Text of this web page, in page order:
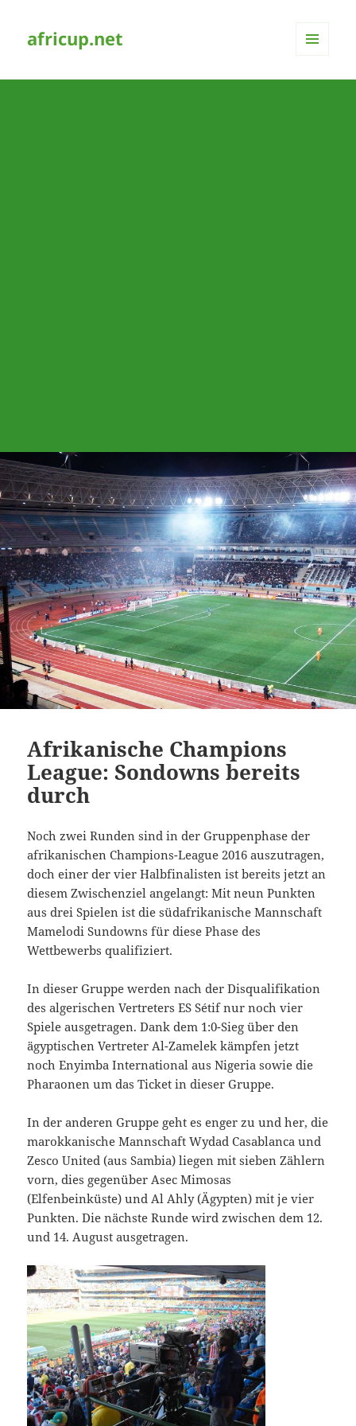
africup.net
Afrikanische Champions
League: Sondowns bereits
durch
Noch zwei Runden sind in der Gruppenphase der
afrikanischen Champions-League 2016 auszutragen,
doch einer der vier Halbfinalisten ist bereits jetzt an
diesem Zwischenziel angelangt: Mit neun Punkten
aus drei Spielen ist die südafrikanische Mannschaft
Mamelodi Sundowns für diese Phase des
Wettbewerbs qualifiziert.
In dieser Gruppe werden nach der Disqualifikation
des algerischen Vertreters ES Sétif nur noch vier
Spiele ausgetragen. Dank dem 1:0-Sieg über den
ägyptischen Vertreter Al-Zamelek kämpfen jetzt
noch Enyimba International aus Nigeria sowie die
Pharaonen um das Ticket in dieser Gruppe.
In der anderen Gruppe geht es enger zu und her, die
marokkanische Mannschaft Wydad Casablanca und
Zesco United (aus Sambia) liegen mit sieben Zählern
vorn, dies gegenüber Asec Mimosas
(Elfenbeinküste) und Al Ahly (Ägypten) mit je vier
Punkten. Die nächste Runde wird zwischen dem 12.
und 14. August ausgetragen.